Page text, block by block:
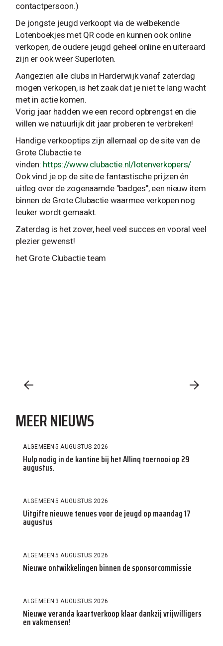
contactpersoon.)
De jongste jeugd verkoopt via de welbekende
Lotenboekjes met QR code en kunnen ook online
verkopen, de oudere jeugd geheel online en uiteraard
zijn er ook weer Superloten.
Aangezien alle clubs in Harderwijk vanaf zaterdag
mogen verkopen, is het zaak dat je niet te lang wacht
met in actie komen.
Vorig jaar hadden we een record opbrengst en die
willen we natuurlijk dit jaar proberen te verbreken!
Handige verkooptips zijn allemaal op de site van de
Grote Clubactie te
vinden: https://www.clubactie.nl/lotenverkopers/
Ook vind je op de site de fantastische prijzen én
uitleg over de zogenaamde "badges", een nieuw item
binnen de Grote Clubactie waarmee verkopen nog
leuker wordt gemaakt.
Zaterdag is het zover, heel veel succes en vooral veel
plezier gewenst!
het Grote Clubactie team
MEER NIEUWS
ALGEMEEN 5 AUGUSTUS 2026
Hulp nodig in de kantine bij het Allinq toernooi op 29
augustus.
ALGEMEEN 5 AUGUSTUS 2026
Uitgifte nieuwe tenues voor de jeugd op maandag 17
augustus
ALGEMEEN 5 AUGUSTUS 2026
Nieuwe ontwikkelingen binnen de sponsorcommissie
ALGEMEEN 3 AUGUSTUS 2026
Nieuwe veranda kaartverkoop klaar dankzij vrijwilligers
en vakmensen!